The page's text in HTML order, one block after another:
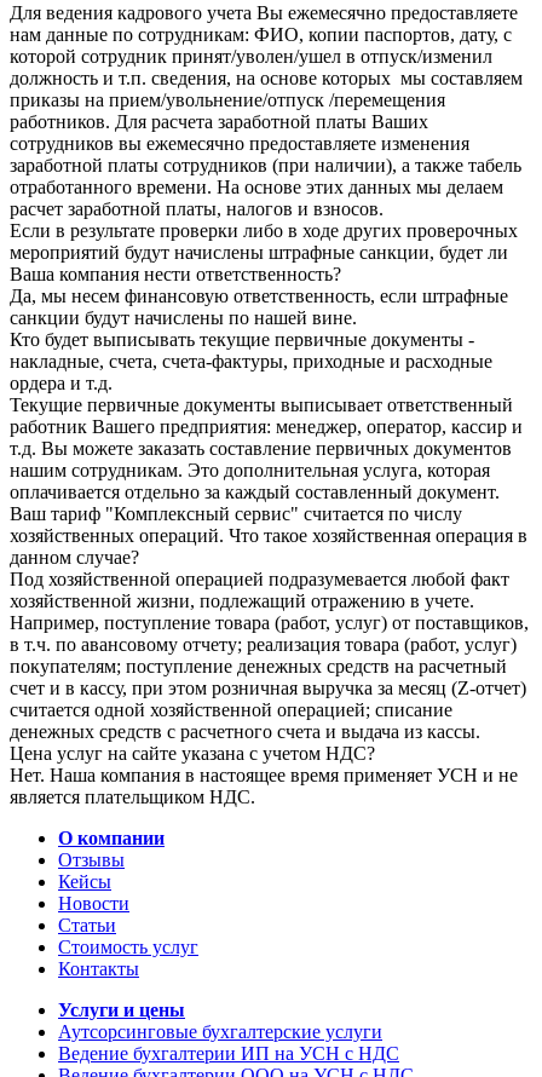
Для ведения кадрового учета Вы ежемесячно предоставляете
нам данные по сотрудникам: ФИО, копии паспортов, дату, с
которой сотрудник принят/уволен/ушел в отпуск/изменил
должность и т.п. сведения, на основе которых мы составляем
приказы на прием/увольнение/отпуск /перемещения
работников. Для расчета заработной платы Ваших
сотрудников вы ежемесячно предоставляете изменения
заработной платы сотрудников (при наличии), а также табель
отработанного времени. На основе этих данных мы делаем
расчет заработной платы, налогов и взносов.
Если в результате проверки либо в ходе других проверочных
мероприятий будут начислены штрафные санкции, будет ли
Ваша компания нести ответственность?
Да, мы несем финансовую ответственность, если штрафные
санкции будут начислены по нашей вине.
Кто будет выписывать текущие первичные документы -
накладные, счета, счета-фактуры, приходные и расходные
ордера и т.д.
Текущие первичные документы выписывает ответственный
работник Вашего предприятия: менеджер, оператор, кассир и
т.д. Вы можете заказать составление первичных документов
нашим сотрудникам. Это дополнительная услуга, которая
оплачивается отдельно за каждый составленный документ.
Ваш тариф "Комплексный сервис" считается по числу
хозяйственных операций. Что такое хозяйственная операция в
данном случае?
Под хозяйственной операцией подразумевается любой факт
хозяйственной жизни, подлежащий отражению в учете.
Например, поступление товара (работ, услуг) от поставщиков,
в т.ч. по авансовому отчету; реализация товара (работ, услуг)
покупателям; поступление денежных средств на расчетный
счет и в кассу, при этом розничная выручка за месяц (Z-отчет)
считается одной хозяйственной операцией; списание
денежных средств с расчетного счета и выдача из кассы.
Цена услуг на сайте указана с учетом НДС?
Нет. Наша компания в настоящее время применяет УСН и не
является плательщиком НДС.
О компании
Отзывы
Кейсы
Новости
Статьи
Стоимость услуг
Контакты
Услуги и цены
Аутсорсинговые бухгалтерские услуги
Ведение бухгалтерии ИП на УСН с НДС